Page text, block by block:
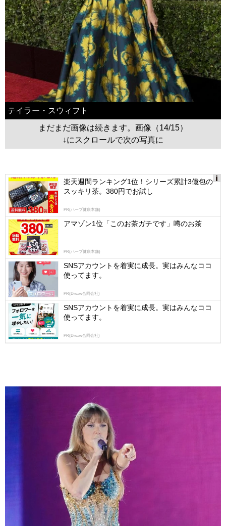
テイラー・スウィフト
まだまだ画像は続きます。画像（14/15）
↓にスクロールで次の写真に
楽天週間ランキング1位！シリーズ累計3億包の
スッキリ茶。380円でお試し
PR(ハーブ健康本舗)
アマゾン1位「このお茶ガチです」噂のお茶
PR(ハーブ健康本舗)
SNSアカウントを着実に成長。実はみんなココ
使ってます。
PR(Dreaw合同会社)
SNSアカウントを着実に成長。実はみんなココ
使ってます。
PR(Dreaw合同会社)